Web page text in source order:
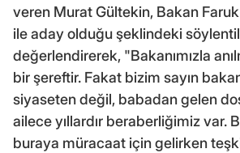
veren Murat Gültekin, Bakan
ile aday olduğu şeklindeki
değerlendirerek, "Bakanımızla
bir şereftir. Fakat bizim sayın
siyaseten değil, babadan gelen
ailece yıllardır beraberliğimiz var.
buraya müracaat için gelirken